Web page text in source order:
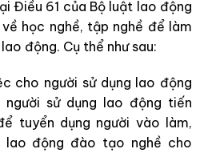
Điều 61 của Bộ luật lao động
học nghề, tập nghề để làm
động. Cụ thể như sau:
cho người sử dụng lao động
sử dụng lao động tiến
tuyển dụng người vào làm,
lao động đào tạo nghề cho